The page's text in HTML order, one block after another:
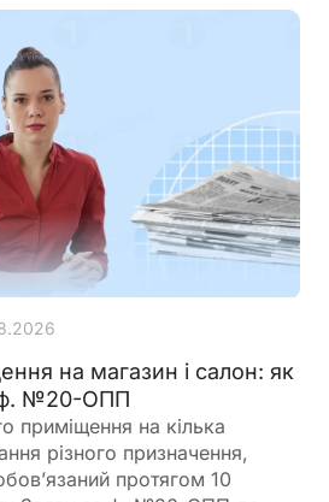
на магазин і салон: як
ф. №20-ОПП
приміщення на кілька
різного призначення,
протягом 10